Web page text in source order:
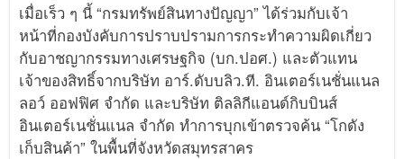
เมื่อเร็ว ๆ นี้ “กรมทรัพย์สินทางปัญญา” ได้ร่วมกับเจ้า
หน้าที่กองบังคับการปราบปรามการกระทำความผิดเกี่ยว
กับอาชญากรรมทางเศรษฐกิจ (บก.ปอศ.) และตัวแทน
เจ้าของสิทธิ์จากบริษัท อาร์.ดับบลิว.ที. อินเตอร์เนชั่นแนล
ลอว์ ออฟฟิศ จำกัด และบริษัท ติลลิกีแอนด์กิบบินส์
อินเตอร์เนชั่นแนล จำกัด ทำการบุกเข้าตรวจค้น “โกดัง
เก็บสินค้า” ในพื้นที่จังหวัดสมุทรสาคร